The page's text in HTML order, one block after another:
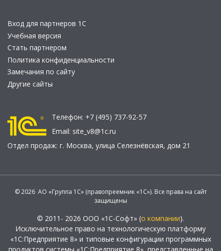
Вход для партнеров 1С
Учебная версия
Стать партнером
Политика конфиденциальности
Замечания по сайту
Другие сайты
Телефон: +7 (495) 737-92-57
Email: site_v8@1c.ru
Отдел продаж: г. Москва, улица Селезнёвская, дом 21
© 2026 АО «Группа 1С» (правопреемник «1С»). Все права на сайт
защищены
© 2011- 2026 ООО «1С-Софт» (о компании).
Исключительное право на технологическую платформу
«1С:Предприятие 8» и типовые конфигурации программных